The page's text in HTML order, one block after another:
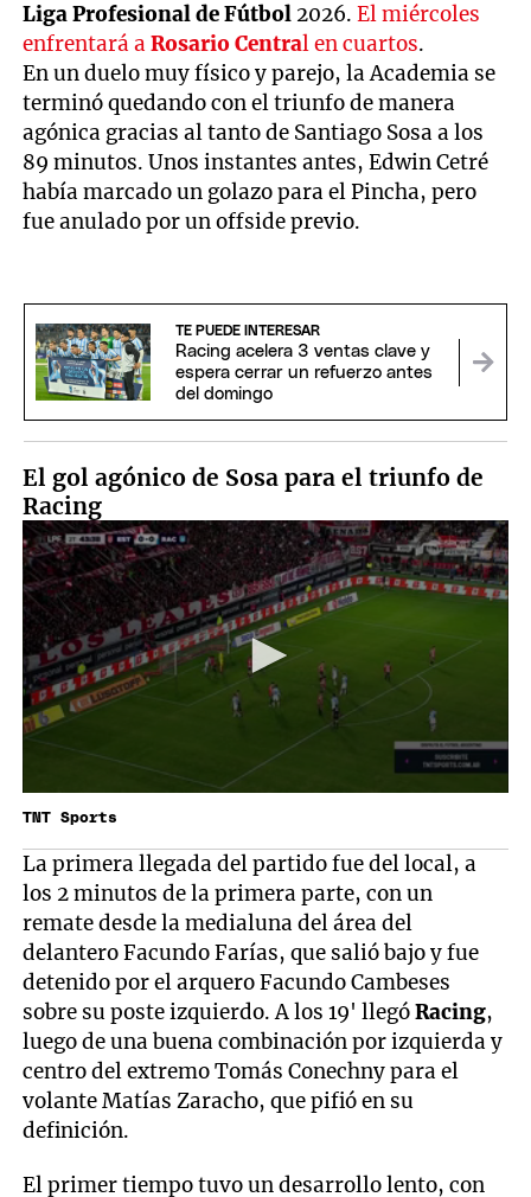
Liga Profesional de Fútbol 2026.El miércoles
enfrentará aRosario Central en cuartos.
En un duelo muy físico y parejo, la Academia se
terminó quedando con el triunfo de manera
agónica gracias al tanto de Santiago Sosa a los
89 minutos. Unos instantes antes, Edwin Cetré
había marcado un golazo para el Pincha, pero
fue anulado por un offside previo.
TE PUEDE INTERESAR
Racing acelera 3 ventas clave y
espera cerrar un refuerzo antes
del domingo
El gol agónico de Sosa para el triunfo de
Racing
TNT Sports
La primera llegada del partido fue del local, a
los 2 minutos de la primera parte, con un
remate desde la medialuna del área del
delantero Facundo Farías, que salió bajo y fue
detenido por el arquero Facundo Cambeses
sobre su poste izquierdo. A los 19' llegóRacing,
luego de una buena combinación por izquierda y
centro del extremo Tomás Conechny para el
volante Matías Zaracho, que pifió en su
definición.
El primer tiempo tuvo un desarrollo lento, con